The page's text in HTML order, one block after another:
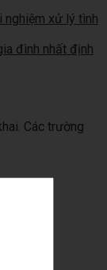
nghiệm xử lý tình
đình nhất định
Các trường